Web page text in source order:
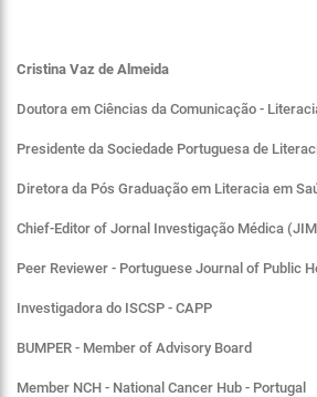
Cristina Vaz de Almeida
Doutora em ​Ciências da Comunicação -
Presidente da Sociedade Portuguesa de
Diretora da Pós Graduação em Literacia em
Chief-Editor of Jornal Investigação Médica
Peer Reviewer - Portuguese Journal of Public
Investigadora do ISCSP - CAPP
BUMPER - Member of Advisory Board
Member NCH - National Cancer Hub - Portugal